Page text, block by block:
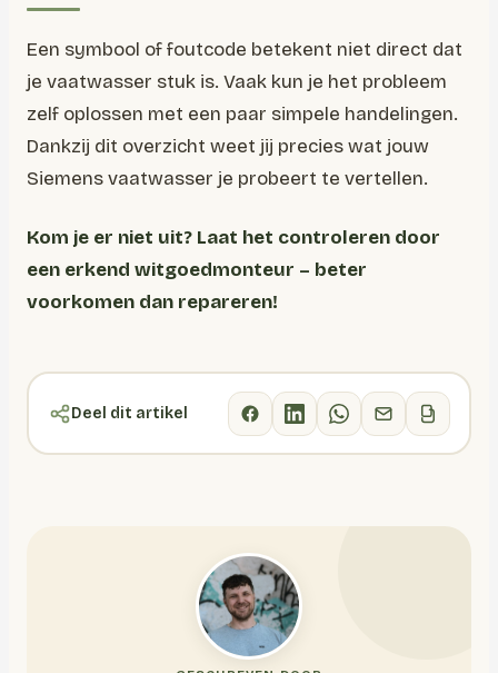
Een symbool of foutcode betekent niet direct dat
je vaatwasser stuk is. Vaak kun je het probleem
zelf oplossen met een paar simpele handelingen.
Dankzij dit overzicht weet jij precies wat jouw
Siemens vaatwasser je probeert te vertellen.
Kom je er niet uit? Laat het controleren door
een erkend witgoedmonteur – beter
voorkomen dan repareren!
Deel dit artikel